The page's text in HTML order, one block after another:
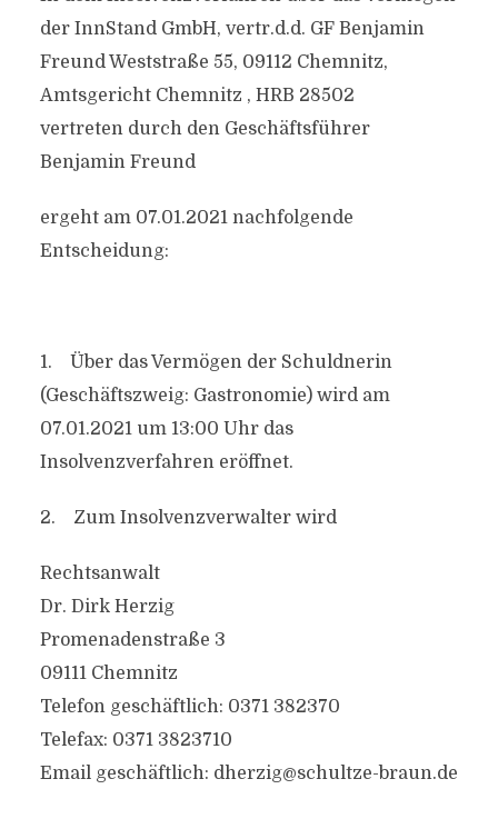
der InnStand GmbH, vertr.d.d. GF Benjamin
Freund Weststraße 55, 09112 Chemnitz,
Amtsgericht Chemnitz , HRB 28502
vertreten durch den Geschäftsführer
Benjamin Freund
ergeht am 07.01.2021 nachfolgende
Entscheidung:
1. Über das Vermögen der Schuldnerin
(Geschäftszweig: Gastronomie) wird am
07.01.2021 um 13:00 Uhr das
Insolvenzverfahren eröffnet.
2. Zum Insolvenzverwalter wird
Rechtsanwalt
Dr. Dirk Herzig
Promenadenstraße 3
09111 Chemnitz
Telefon geschäftlich: 0371 382370
Telefax: 0371 3823710
Email geschäftlich: dherzig@schultze-braun.de